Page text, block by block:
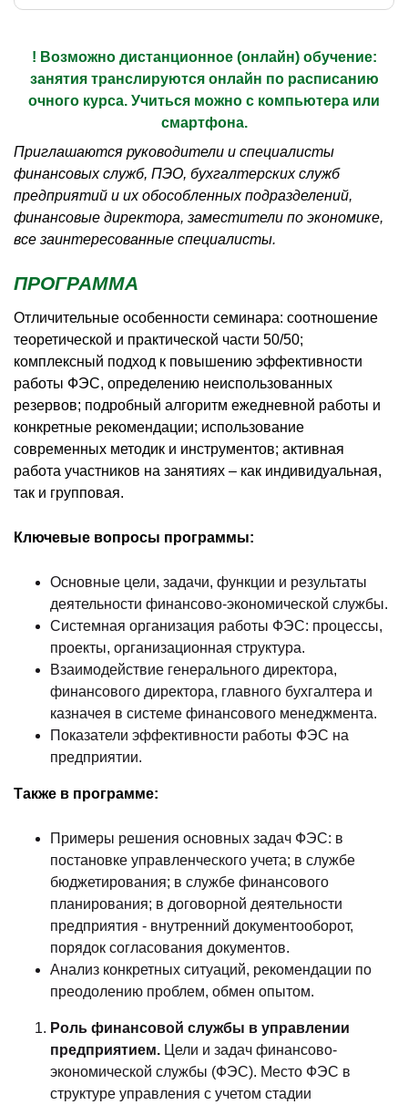
! Возможно дистанционное (онлайн) обучение:
занятия транслируются онлайн по расписанию
очного курса. Учиться можно с компьютера или
смартфона.
Приглашаются руководители и специалисты
финансовых служб, ПЭО, бухгалтерских служб
предприятий и их обособленных подразделений,
финансовые директора, заместители по экономике,
все заинтересованные специалисты.
ПРОГРАММА
Отличительные особенности семинара: соотношение
теоретической и практической части 50/50;
комплексный подход к повышению эффективности
работы ФЭС, определению неиспользованных
резервов; подробный алгоритм ежедневной работы и
конкретные рекомендации; использование
современных методик и инструментов; активная
работа участников на занятиях – как индивидуальная,
так и групповая.
Ключевые вопросы программы:
Основные цели, задачи, функции и результаты
деятельности финансово-экономической службы.
Системная организация работы ФЭС: процессы,
проекты, организационная структура.
Взаимодействие генерального директора,
финансового директора, главного бухгалтера и
казначея в системе финансового менеджмента.
Показатели эффективности работы ФЭС на
предприятии.
Также в программе:
Примеры решения основных задач ФЭС: в
постановке управленческого учета; в службе
бюджетирования; в службе финансового
планирования; в договорной деятельности
предприятия - внутренний документооборот,
порядок согласования документов.
Анализ конкретных ситуаций, рекомендации по
преодолению проблем, обмен опытом.
Роль финансовой службы в управлении
предприятием. Цели и задач финансово-
экономической службы (ФЭС). Место ФЭС в
структуре управления c учетом стадии